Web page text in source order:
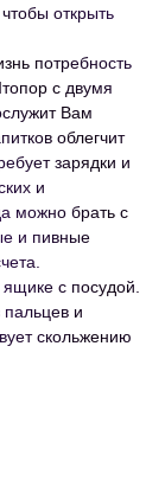
открыть
потребность
с двумя
Вам
облегчит
зарядки и
и
можно брать с
и пивные
с посудой.
и
скольжению